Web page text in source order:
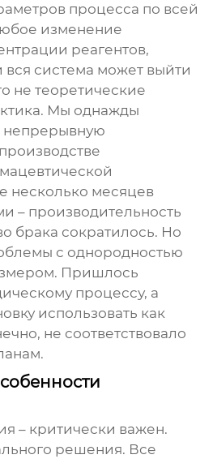
процесса по всей
изменение
реагентов,
вся система может выйти
не теоретические
Мы однажды
непрерывную
несколько месяцев
– производительность
брака сократилось. Но
с однородностью
Пришлось
процессу, а
использовать как
не соответствовало
– критически важен.
решения. Все